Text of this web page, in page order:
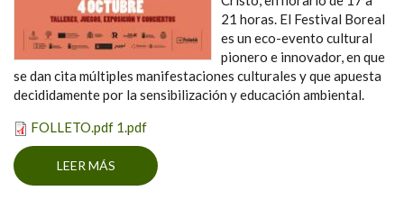
21 horas. El Festival Boreal
es un eco-evento cultural
pionero e innovador, en que
se dan cita múltiples manifestaciones culturales y que apuesta
decididamente por la sensibilización y educación ambiental.
FOLLETO.pdf 1.pdf
LEER MÁS SOBRE FESTIVAL BOREAL, TACORONTE 2024